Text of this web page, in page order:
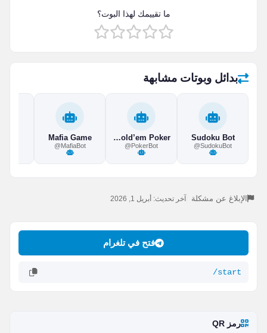
ما تقييمك لهذا البوت؟
بدائل وبوتات مشابهة
Sudoku Bot
@SudokuBot
Texas Hold’em Poker
@PokerBot
Mafia Game
@MafiaBot
الإبلاغ عن مشكلة آخر تحديث: أبريل 1, 2026
فتح في تلغرام
/start
رمز QR